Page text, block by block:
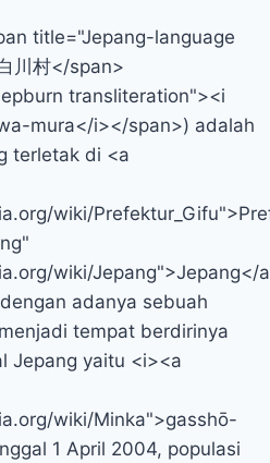
title="Jepang-language
川村</span>
transliteration"><i
mura</i></span>) adalah
terletak di <a
wiki/
wiki/Jepang">Jepang</
adanya sebuah
tempat berdirinya
Jepang yaitu <i><a
wiki/Minka">gasshō-
1 April 2004, populasi